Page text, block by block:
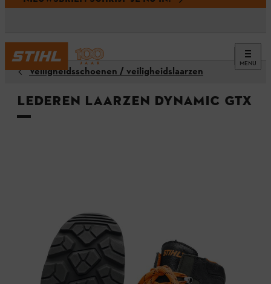
MENU
Veiligheidsschoenen / veiligheidslaarzen
Lederen laarzen DYNAMIC GTX